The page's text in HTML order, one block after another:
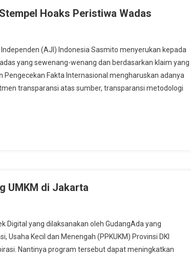
Hoaks Peristiwa Wadas
(AJI) Indonesia Sasmito menyerukan kepada
yang sewenang-wenang dan berdasarkan klaim yang
Fakta Internasional mengharuskan adanya
transparansi atas sumber, transparansi metodologi
UMKM di Jakarta
Digital yang dilaksanakan oleh GudangAda yang
Usaha Kecil dan Menengah (PPKUKM) Provinsi DKI
Nantinya program tersebut dapat meningkatkan